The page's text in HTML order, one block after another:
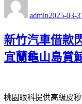
admin佈
期:
2025-03-
新竹汽車借款
宜蘭龜山島賞
桃園眼科提供高級皮